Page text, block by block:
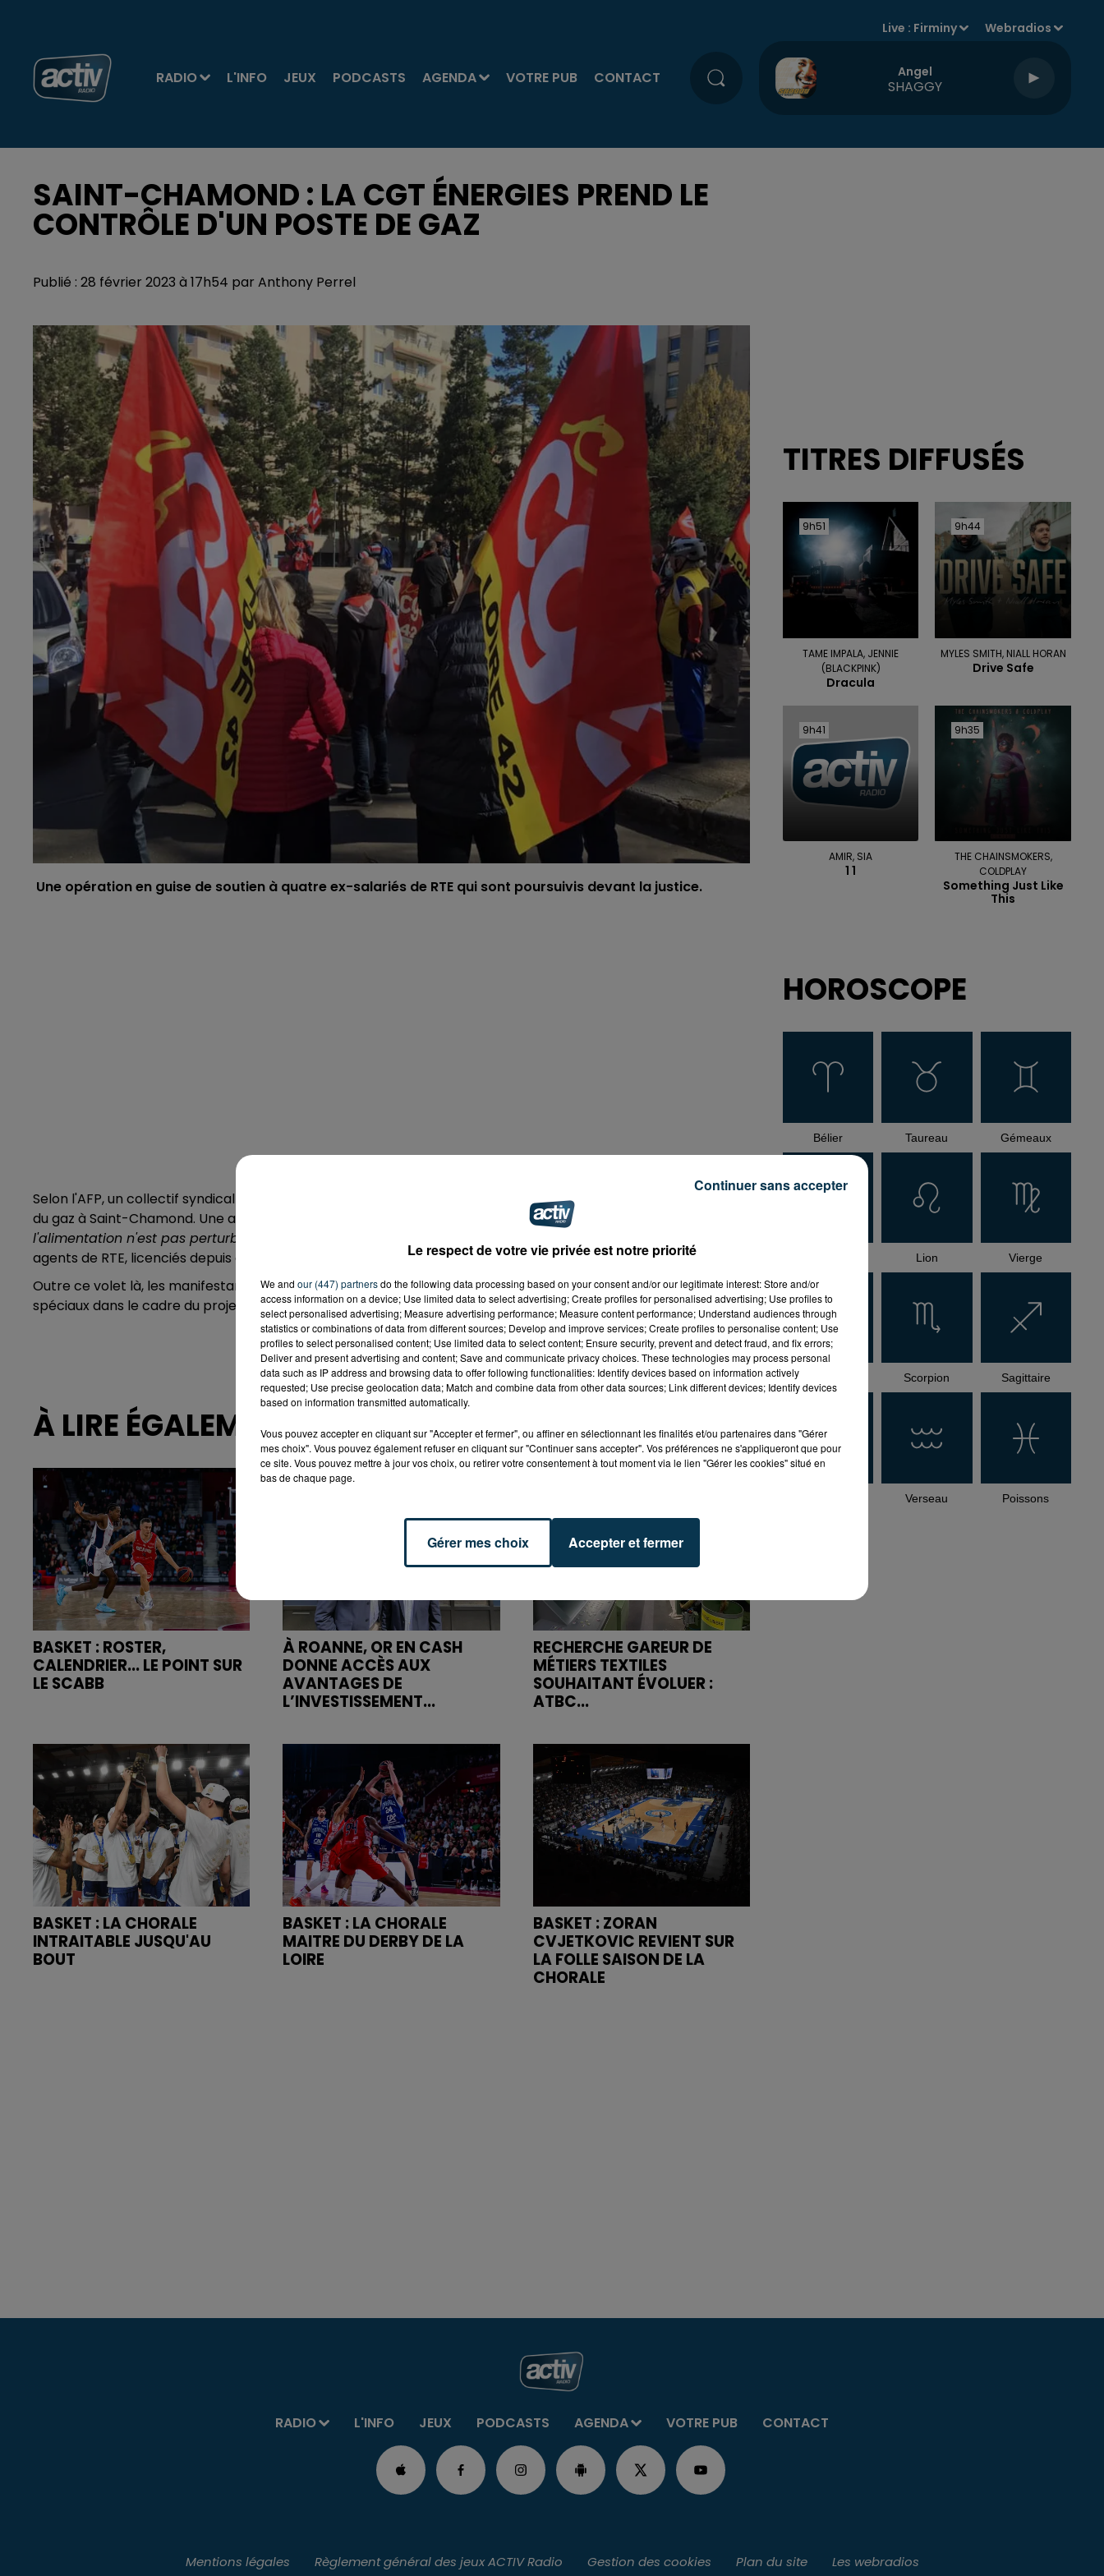
RADIO L'INFO JEUX PODCASTS AGENDA VOTRE PUB CONTACT
Live : Firminy Webradios
Angel
SHAGGY
SAINT-CHAMOND : LA CGT ÉNERGIES PREND LE
CONTRÔLE D'UN POSTE DE GAZ
Publié : 28 février 2023 à 17h54 par Anthony Perrel
Une opération en guise de soutien à quatre ex-salariés de RTE qui sont poursuivis devant la justice.
Selon l'AFP, un collectif syndical de la Région, composé de 150 agents, a pris le controle d'une poste de détente
du gaz à Saint-Chamond. Une action "
qui est sans impact pour les clients de la société GRTgaz puisque
l'alimentation n'est pas perturbée
agents de RTE, licenciés depuis et poursuivis aujourd'hui devant le tribunal correctionnel de Paris.
Outre ce volet là, les manifestants veulent également exprimer leur opposition à la suppression des régimes
spéciaux dans le cadre du projet de réforme des retraites.
À LIRE ÉGALEMENT
BASKET : ROSTER,
CALENDRIER... LE POINT SUR
LE SCABB
À ROANNE, OR EN CASH
DONNE ACCÈS AUX
AVANTAGES DE
L’INVESTISSEMENT...
RECHERCHE GAREUR DE
MÉTIERS TEXTILES
SOUHAITANT ÉVOLUER :
ATBC...
BASKET : LA CHORALE
INTRAITABLE JUSQU'AU
BOUT
BASKET : LA CHORALE
MAITRE DU DERBY DE LA
LOIRE
BASKET : ZORAN
CVJETKOVIC REVIENT SUR
LA FOLLE SAISON DE LA
CHORALE
TITRES DIFFUSÉS
9h51
9h51
TAME IMPALA, JENNIE
(BLACKPINK)
Dracula
9h44
9h44
MYLES SMITH, NIALL HORAN
Drive Safe
9h41
9h41
AMIR, SIA
1 1
9h35
9h35
THE CHAINSMOKERS,
COLDPLAY
Something Just Like
This
HOROSCOPE
Bélier Taureau Gémeaux
Lion Vierge
Scorpion Sagittaire
Verseau Poissons
RADIO L'INFO JEUX PODCASTS AGENDA VOTRE PUB CONTACT
Mentions légales Règlement général des jeux ACTIV Radio Gestion des cookies Plan du site Les webradios
Le respect de votre vie privée est notre priorité
We and our (447) partnersdo the following data processing based on your consent and/or our legitimate interest: Store and/or
access information on a device; Use limited data to select advertising; Create profiles for personalised advertising; Use profiles to
select personalised advertising; Measure advertising performance; Measure content performance; Understand audiences through
statistics or combinations of data from different sources; Develop and improve services; Create profiles to personalise content; Use
profiles to select personalised content; Use limited data to select content; Ensure security, prevent and detect fraud, and fix errors;
Deliver and present advertising and content; Save and communicate privacy choices. These technologies may process personal
data such as IP address and browsing data to offer following functionalities: Identify devices based on information actively
requested; Use precise geolocation data; Match and combine data from other data sources; Link different devices; Identify devices
based on information transmitted automatically.
Vous pouvez accepter en cliquant sur "Accepter et fermer", ou affiner en sélectionnant les finalités et/ou partenaires dans "Gérer
mes choix". Vous pouvez également refuser en cliquant sur "Continuer sans accepter". Vos préférences ne s'appliqueront que pour
ce site. Vous pouvez mettre à jour vos choix, ou retirer votre consentement à tout moment via le lien "Gérer les cookies" situé en
bas de chaque page.
Gérer mes choix Accepter et fermer
Continuer sans accepter